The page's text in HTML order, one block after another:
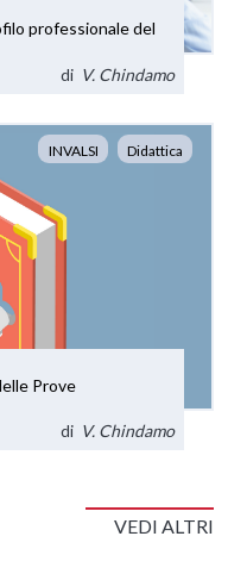
professionale del
di V. Chindamo
INVALSI Didattica
Prove
di V. Chindamo
VEDI ALTRI